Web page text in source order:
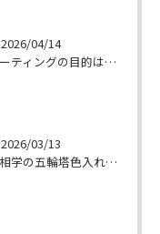
2026/04/14
コーティングの目的は 墓石を保護することです 岐阜のお墓掃除屋「磨き専隊」です
2026/03/13
墓相学の五輪塔色入れ 岐阜のお墓掃除屋「磨き専隊」です